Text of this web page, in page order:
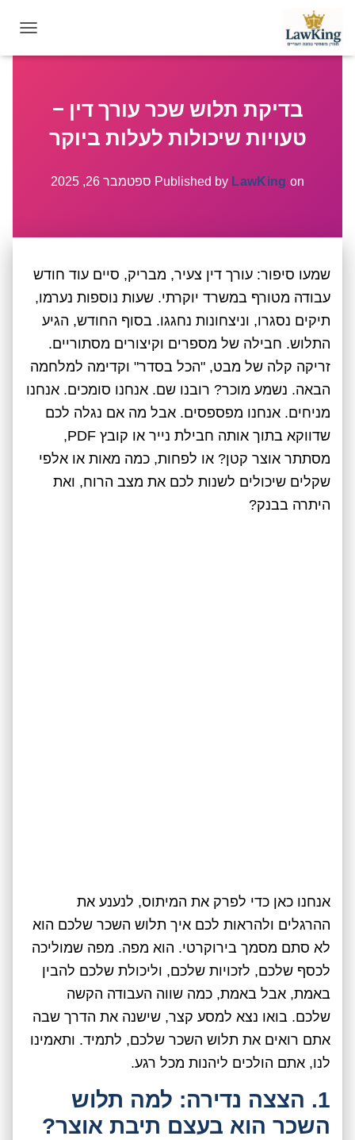
O
T
בדיקת תלוש שכר עורך דין –
טעויות שיכולות לעלות ביוקר
Published by LawKing on ספטמבר 26, 2025
שמעו סיפור: עורך דין צעיר, מבריק, סיים עוד חודש
עבודה מטורף במשרד יוקרתי. שעות נוספות נערמו,
תיקים נסגרו, וניצחונות נחגגו. בסוף החודש, הגיע
התלוש. חבילה של מספרים וקיצורים מסתוריים.
זריקה קלה של מבט, "הכל בסדר" וקדימה למלחמה
הבאה. נשמע מוכר? רובנו שם. אנחנו סומכים. אנחנו
מניחים. אנחנו מפספסים. אבל מה אם נגלה לכם
שדווקא בתוך אותה חבילת נייר או קובץ PDF,
מסתתר אוצר קטן? או לפחות, כמה מאות או אלפי
שקלים שיכולים לשנות לכם את מצב הרוח, ואת
היתרה בבנק?
אנחנו כאן כדי לפרק את המיתוס, לנענע את
ההרגלים ולהראות לכם איך תלוש השכר שלכם הוא
לא סתם מסמך בירוקרטי. הוא מפה. מפה שמוליכה
לכסף שלכם, לזכויות שלכם, וליכולת שלכם להבין
באמת, אבל באמת, כמה שווה העבודה הקשה
שלכם. בואו נצא למסע קצר, שישנה את הדרך שבה
אתם רואים את תלוש השכר שלכם, לתמיד. ותאמינו
לנו, אתם הולכים ליהנות מכל רגע.
1. הצצה נדירה: למה תלוש
השכר הוא בעצם תיבת אוצר?